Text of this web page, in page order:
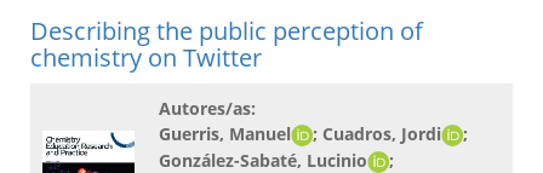
Describing the public perception of
chemistry on Twitter
Autores/as:
Guerris, Manuel
; Cuadros, Jordi
;
González-Sabaté, Lucinio
;